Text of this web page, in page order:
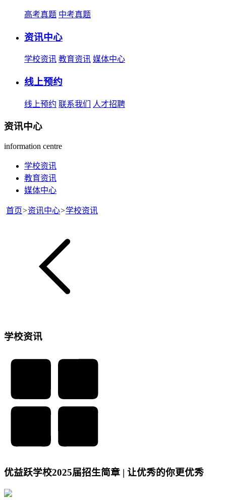
高考真题 中考真题
资讯中心
学校资讯 教育资讯 媒体中心
线上预约
线上预约 联系我们 人才招聘
资讯中心
information centre
学校资讯
教育资讯
媒体中心
首页>资讯中心>学校资讯
学校资讯
优益跃学校2025届招生简章 | 让优秀的你更优秀